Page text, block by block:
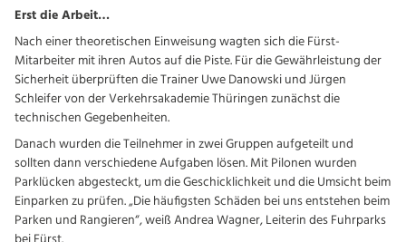
Erst die Arbeit…
Nach einer theoretischen Einweisung wagten sich die Fürst-
Mitarbeiter mit ihren Autos auf die Piste. Für die Gewährleistung der
Sicherheit überprüften die Trainer Uwe Danowski und Jürgen
Schleifer von der Verkehrsakademie Thüringen zunächst die
technischen Gegebenheiten.
Danach wurden die Teilnehmer in zwei Gruppen aufgeteilt und
sollten dann verschiedene Aufgaben lösen. Mit Pilonen wurden
Parklücken abgesteckt, um die Geschicklichkeit und die Umsicht beim
Einparken zu prüfen. „Die häufigsten Schäden bei uns entstehen beim
Parken und Rangieren“, weiß Andrea Wagner, Leiterin des Fuhrparks